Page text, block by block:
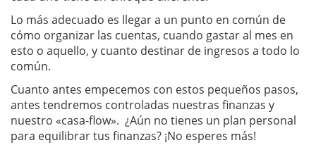
Lo más adecuado es llegar a un punto en común de
cómo organizar las cuentas, cuando gastar al mes en
esto o aquello, y cuanto destinar de ingresos a todo lo
común.
Cuanto antes empecemos con estos pequeños pasos,
antes tendremos controladas nuestras finanzas y
nuestro «casa-flow». ¿Aún no tienes un plan personal
para equilibrar tus finanzas? ¡No esperes más!